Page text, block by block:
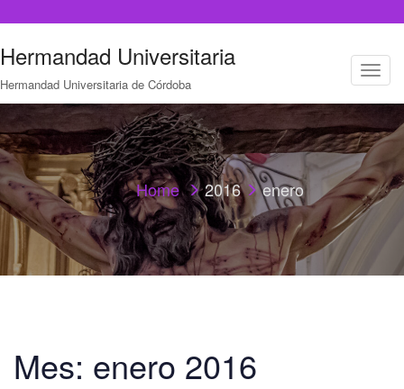
Hermandad Universitaria
Hermandad Universitaria de Córdoba
T
o
g
l
e
n
a
v
i
Home 2016 enero
Mes: enero 2016